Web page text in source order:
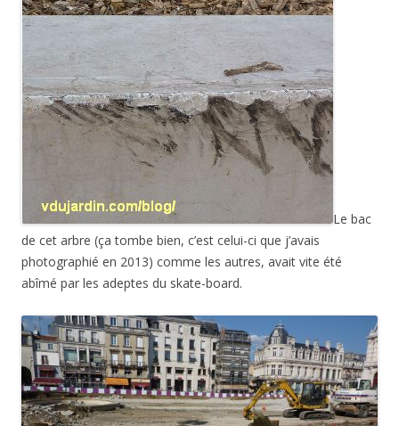
Le bac
de cet arbre (ça tombe bien, c’est celui-ci que j’avais
photographié en 2013) comme les autres, avait vite été
abîmé par les adeptes du skate-board.